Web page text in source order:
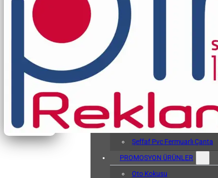
Hasta Bileklikleri
Pvc Sözlük Kabı
Şeffaf Pvc Kart Kılıfı
Şeffaf Pvc Fermuarlı Çanta
PROMOSYON ÜRÜNLER
Oto Kokusu